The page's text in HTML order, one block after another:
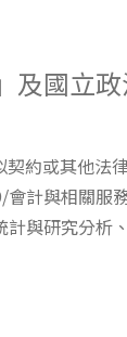
及國立
約或其他法
計與相關服
與研究分析